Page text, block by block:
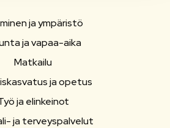
ja ympäristö
ja vapaa-aika
Matkailu
ja opetus
ja elinkeinot
ja terveyspalvelut